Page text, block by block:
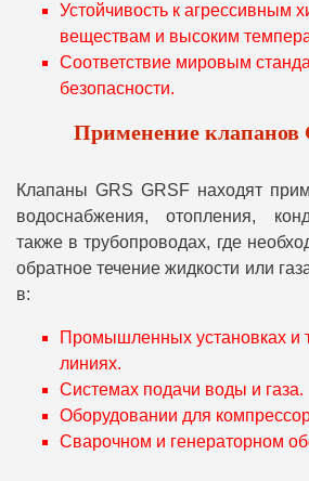
Устойчивость к агрессивным
веществам и высоким
Соответствие мировым
безопасности.
Применение клапанов
Клапаны GRS GRSF находят
водоснабжения, отопления,
также в трубопроводах, где
обратное течение жидкости или
в:
Промышленных установках и
линиях.
Системах подачи воды и газа.
Оборудовании для
Сварочном и генераторном